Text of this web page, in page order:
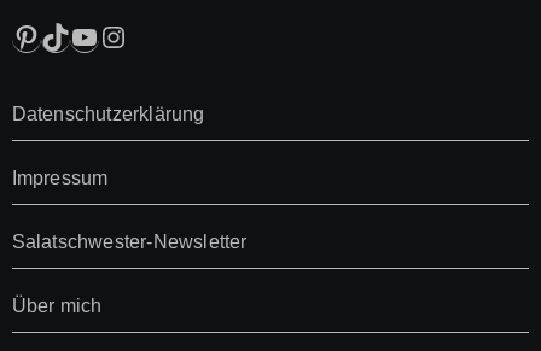
Pinterest
TikTok
YouTube
Instagram
Datenschutzerklärung
Impressum
Salatschwester-Newsletter
Über mich